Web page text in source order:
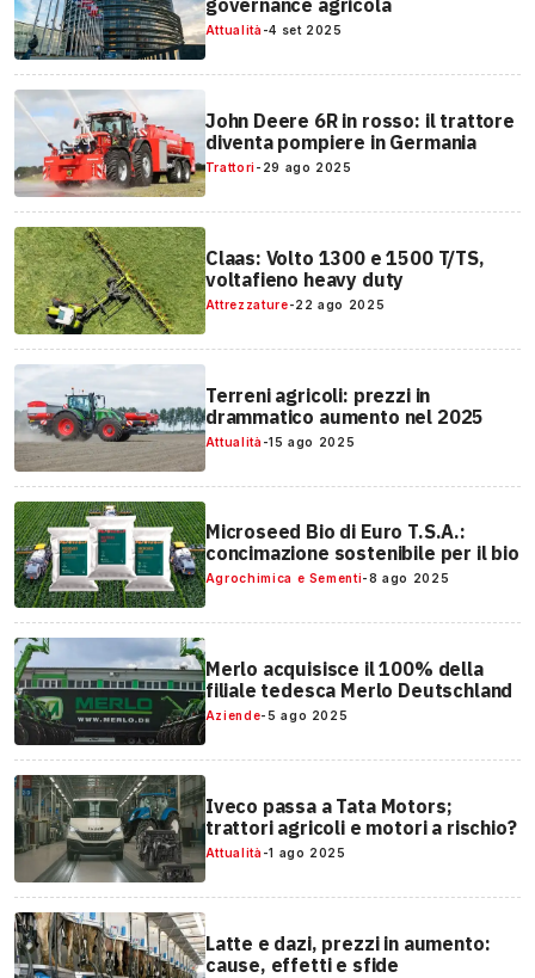
governance agricola
Attualità -4 set 2025
John Deere 6R in rosso: il trattore
diventa pompiere in Germania
Trattori - 29 ago 2025
Claas: Volto 1300 e 1500 T/TS,
voltafieno heavy duty
Attrezzature-22 ago 2025
Terreni agricoli: prezzi in
drammatico aumento nel 2025
Attualità -15 ago 2025
Microseed Bio di Euro T.S.A.:
concimazione sostenibile per il bio
Agrochimica e Sementi-8 ago 2025
Merlo acquisisce il 100% della
filiale tedesca Merlo Deutschland
Aziende-5 ago 2025
Iveco passa a Tata Motors;
trattori agricoli e motori a rischio?
Attualità -1 ago 2025
Latte e dazi, prezzi in aumento:
cause, effetti e sfide